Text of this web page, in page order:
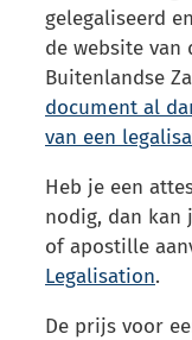
gelegaliseerd
de website van
Buitenlandse
document al
van een
Heb je een
nodig, dan kan
of apostille
Legalisation.
De prijs voor